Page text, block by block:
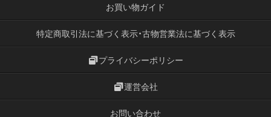
お買い物ガイド
特定商取引法に基づく表示・古物営業法に基づく表示
プライバシーポリシー
運営会社
お問い合わせ